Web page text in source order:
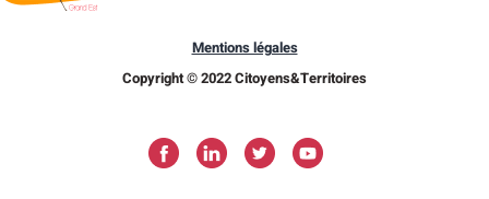
Mentions légales
Copyright © 2022 Citoyens&Territoires